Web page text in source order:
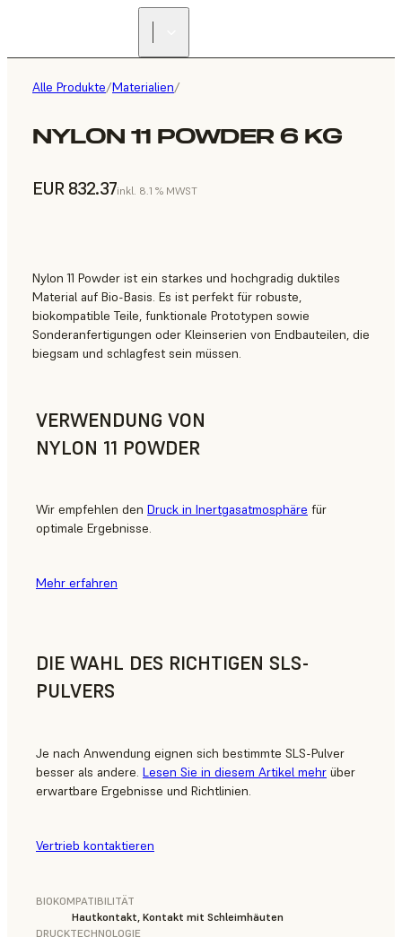
Alle Produkte/Materialien/
NYLON 11 POWDER 6 KG
EUR 832.37inkl. 8.1 % MWST
Nylon 11 Powder ist ein starkes und hochgradig duktiles
Material auf Bio-Basis. Es ist perfekt für robuste,
biokompatible Teile, funktionale Prototypen sowie
Sonderanfertigungen oder Kleinserien von Endbauteilen, die
biegsam und schlagfest sein müssen.
VERWENDUNG VON
NYLON 11 POWDER
Wir empfehlen den Druck in Inertgasatmosphäre für
optimale Ergebnisse.
Mehr erfahren
DIE WAHL DES RICHTIGEN SLS-
PULVERS
Je nach Anwendung eignen sich bestimmte SLS-Pulver
besser als andere. Lesen Sie in diesem Artikel mehr über
erwartbare Ergebnisse und Richtlinien.
Vertrieb kontaktieren
BIOKOMPATIBILITÄT
Hautkontakt, Kontakt mit Schleimhäuten
DRUCKTECHNOLOGIE